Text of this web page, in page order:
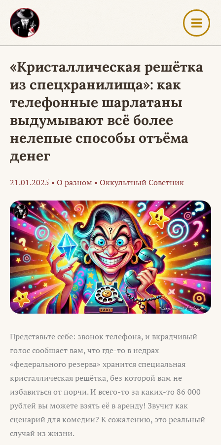
Перейти
содержимому
«Кристаллическая решётка
из спецхранилища»: как
телефонные шарлатаны
выдумывают всё более
нелепые способы отъёма
денег
21.01.2025 • О разном • Оккультный Советник
Представьте себе: звонок телефона, и вкрадчивый
голос сообщает вам, что где-то в недрах
«федерального резерва» хранится специальная
кристаллическая решётка, без которой вам не
избавиться от порчи. И всего-то за каких-то 86 000
рублей вы можете взять её в аренду! Звучит как
сценарий для комедии? К сожалению, это реальный
случай из жизни.